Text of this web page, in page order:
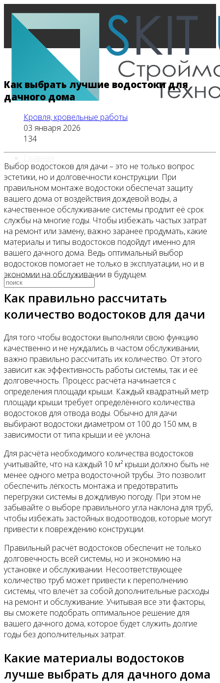
Все новости
Видео
Как выбрать лучшие водостоки для
дачного дома
Кровля, кровельные работы
03 января 2026
134
Выбор водостоков для дачи – это не только вопрос
эстетики, но и долговечности конструкции. При
правильном монтаже водостоки обеспечат защиту
вашего дома от воздействия дождевой воды, а
качественное обслуживание системы продлит её срок
службы на многие годы. Чтобы избежать частых затрат
на ремонт или замену, важно заранее продумать, какие
материалы и типы водостоков подойдут именно для
вашего дачного дома. Ведь оптимальный выбор
водостоков помогает не только в эксплуатации, но и в
экономии на обслуживании в будущем.
Как правильно рассчитать
количество водостоков для дачи
Для того чтобы водостоки выполняли свою функцию
качественно и не нуждались в частом обслуживании,
важно правильно рассчитать их количество. От этого
зависит как эффективность работы системы, так и её
долговечность. Процесс расчёта начинается с
определения площади крыши. Каждый квадратный метр
площади крыши требует определённого количества
водостоков для отвода воды. Обычно для дачи
выбирают водостоки диаметром от 100 до 150 мм, в
зависимости от типа крыши и её уклона.
Для расчёта необходимого количества водостоков
учитывайте, что на каждый 10 м² крыши должно быть не
менее одного метра водосточной трубы. Это позволит
обеспечить лёгкость монтажа и предотвратить
перегрузки системы в дождливую погоду. При этом не
забывайте о выборе правильного угла наклона для труб,
чтобы избежать застойных водоотводов, которые могут
привести к повреждению конструкции.
Правильный расчёт водостоков обеспечит не только
долговечность всей системы, но и экономию на
установке и обслуживании. Несоответствующее
количество труб может привести к переполнению
системы, что влечёт за собой дополнительные расходы
на ремонт и обслуживание. Учитывая все эти факторы,
вы сможете подобрать оптимальное решение для
вашего дачного дома, которое будет служить долгие
годы без дополнительных затрат.
Какие материалы водостоков
лучше выбрать для дачного дома